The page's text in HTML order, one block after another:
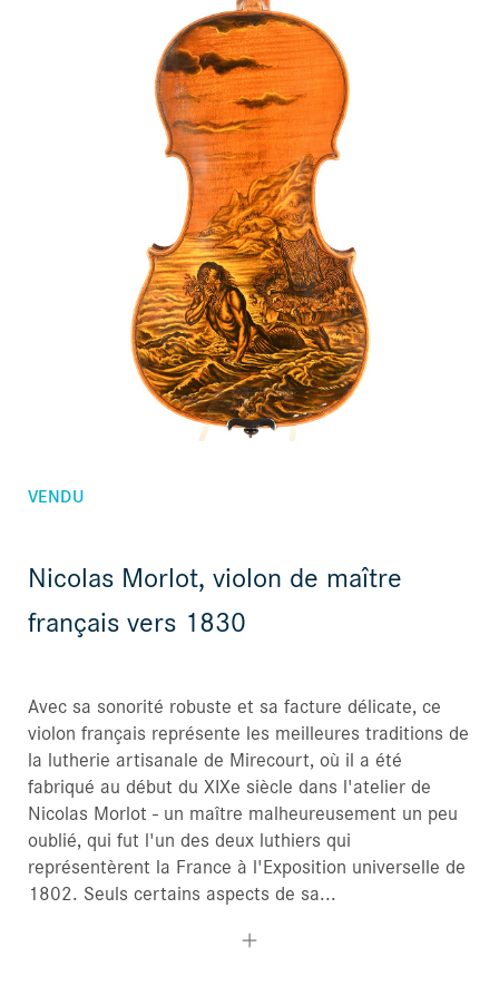
Mes commandes
Favoris
Violons d'enfants
Archets violon
Archets violoncelle
Accessoires
CV Selectio
VENDU
Nicolas Morlot, violon de maître
français vers 1830
Avec sa sonorité robuste et sa facture délicate, ce
violon français représente les meilleures traditions de
la lutherie artisanale de Mirecourt, où il a été
fabriqué au début du XIXe siècle dans l'atelier de
Nicolas Morlot - un maître malheureusement un peu
oublié, qui fut l'un des deux luthiers qui
représentèrent la France à l'Exposition universelle de
1802. Seuls certains aspects de sa...